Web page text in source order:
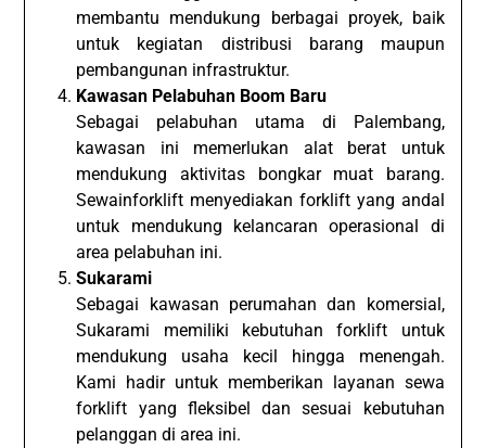
membantu mendukung berbagai proyek, baik
untuk kegiatan distribusi barang maupun
pembangunan infrastruktur.
Kawasan Pelabuhan Boom Baru
Sebagai pelabuhan utama di Palembang,
kawasan ini memerlukan alat berat untuk
mendukung aktivitas bongkar muat barang.
Sewainforklift menyediakan forklift yang andal
untuk mendukung kelancaran operasional di
area pelabuhan ini.
Sukarami
Sebagai kawasan perumahan dan komersial,
Sukarami memiliki kebutuhan forklift untuk
mendukung usaha kecil hingga menengah.
Kami hadir untuk memberikan layanan sewa
forklift yang fleksibel dan sesuai kebutuhan
pelanggan di area ini.